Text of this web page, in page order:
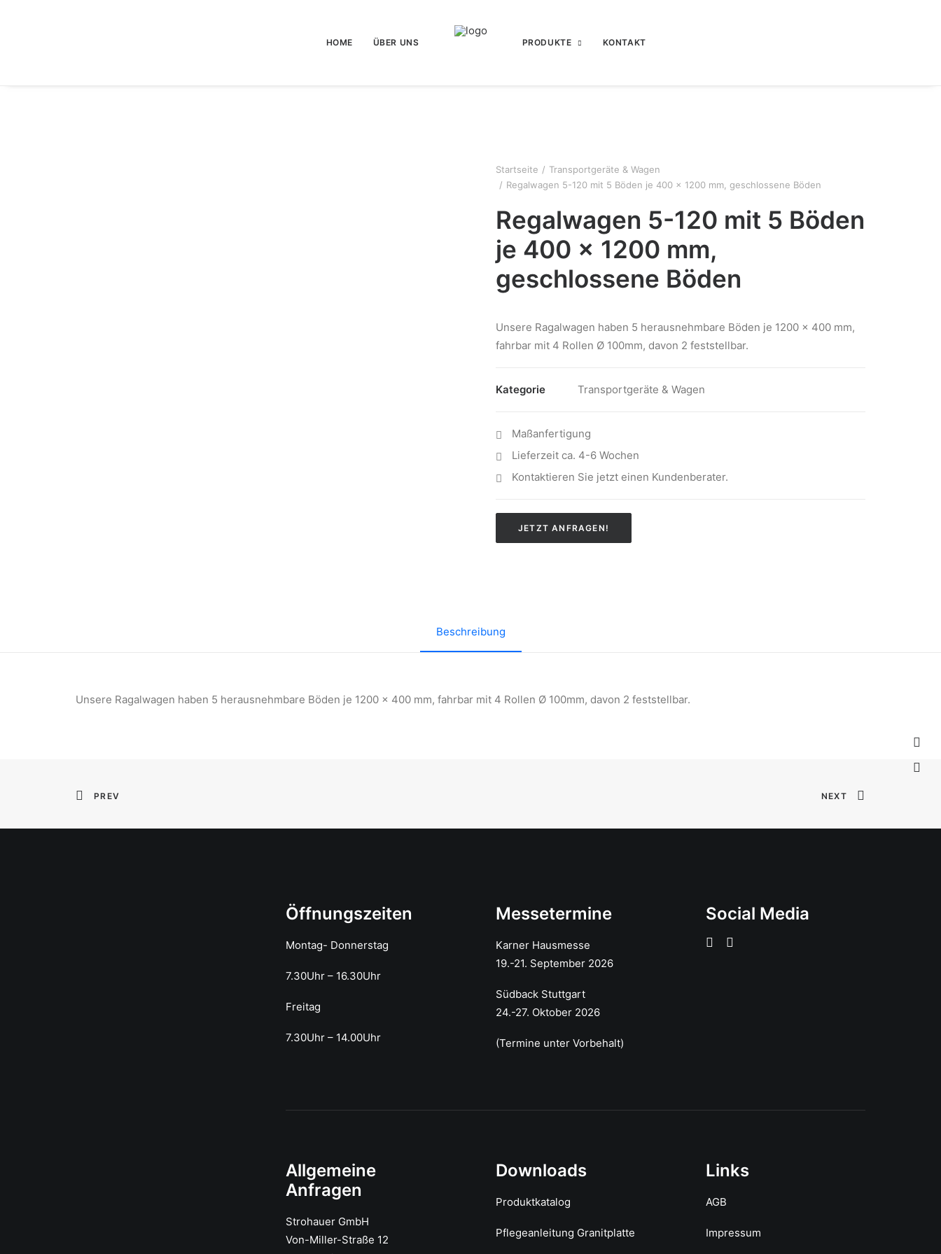
HOME ÜBER UNS PRODUKTE KONTAKT
Startseite
Transportgeräte & Wagen
Regalwagen 5-120 mit 5 Böden je 400 x 1200 mm, geschlossene Böden
Regalwagen 5-120 mit 5 Böden
je 400 x 1200 mm,
geschlossene Böden
Unsere Ragalwagen haben 5 herausnehmbare Böden je 1200 x 400 mm,
fahrbar mit 4 Rollen Ø 100mm, davon 2 feststellbar.
Kategorie Transportgeräte & Wagen
Maßanfertigung
Lieferzeit ca. 4-6 Wochen
Kontaktieren Sie jetzt einen Kundenberater.
JETZT ANFRAGEN!
Beschreibung
Unsere Ragalwagen haben 5 herausnehmbare Böden je 1200 x 400 mm, fahrbar mit 4 Rollen Ø 100mm, davon 2 feststellbar.
PREV NEXT
Öffnungszeiten
Montag- Donnerstag
7.30Uhr – 16.30Uhr
Freitag
7.30Uhr – 14.00Uhr
Messetermine
Karner Hausmesse
19.-21. September 2026
Südback Stuttgart
24.-27. Oktober 2026
(Termine unter Vorbehalt)
Social Media
Allgemeine
Anfragen
Strohauer GmbH
Von-Miller-Straße 12
Downloads
Produktkatalog
Pflegeanleitung Granitplatte
Links
AGB
Impressum